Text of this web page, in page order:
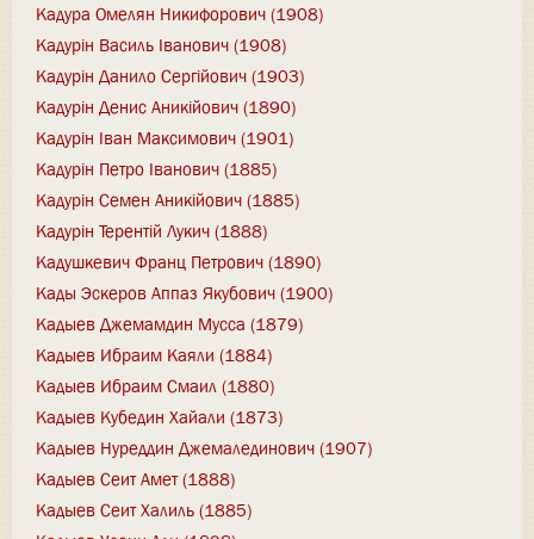
Кадура Омелян Никифорович (1908)
Кадурін Василь Іванович (1908)
Кадурін Данило Сергійович (1903)
Кадурін Денис Аникійович (1890)
Кадурін Іван Максимович (1901)
Кадурін Петро Іванович (1885)
Кадурін Семен Аникійович (1885)
Кадурін Терентій Лукич (1888)
Кадушкевич Франц Петрович (1890)
Кады Эскеров Аппаз Якубович (1900)
Кадыев Джемамдин Мусса (1879)
Кадыев Ибраим Каяли (1884)
Кадыев Ибраим Смаил (1880)
Кадыев Кубедин Хайали (1873)
Кадыев Нуреддин Джемалединович (1907)
Кадыев Сеит Амет (1888)
Кадыев Сеит Халиль (1885)